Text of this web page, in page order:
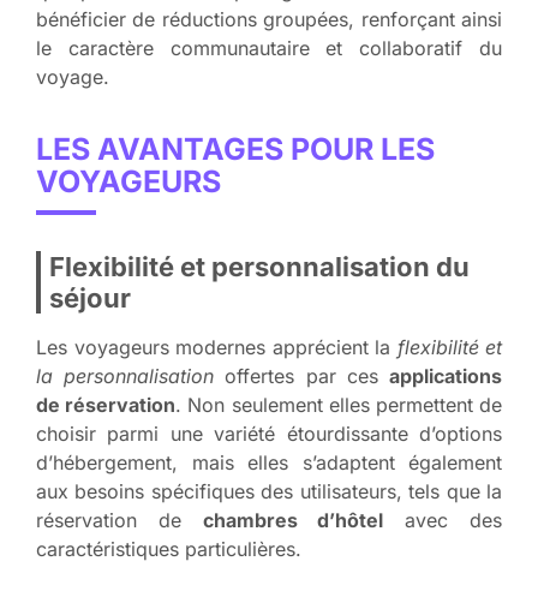
bénéficier de réductions groupées, renforçant ainsi
le caractère communautaire et collaboratif du
voyage.
LES AVANTAGES POUR LES
VOYAGEURS
Flexibilité et personnalisation du
séjour
Les voyageurs modernes apprécient la flexibilité et
la personnalisation offertes par cesapplications
de réservation. Non seulement elles permettent de
choisir parmi une variété étourdissante d’options
d’hébergement, mais elles s’adaptent également
aux besoins spécifiques des utilisateurs, tels que la
réservation de chambres d’hôtel avec des
caractéristiques particulières.